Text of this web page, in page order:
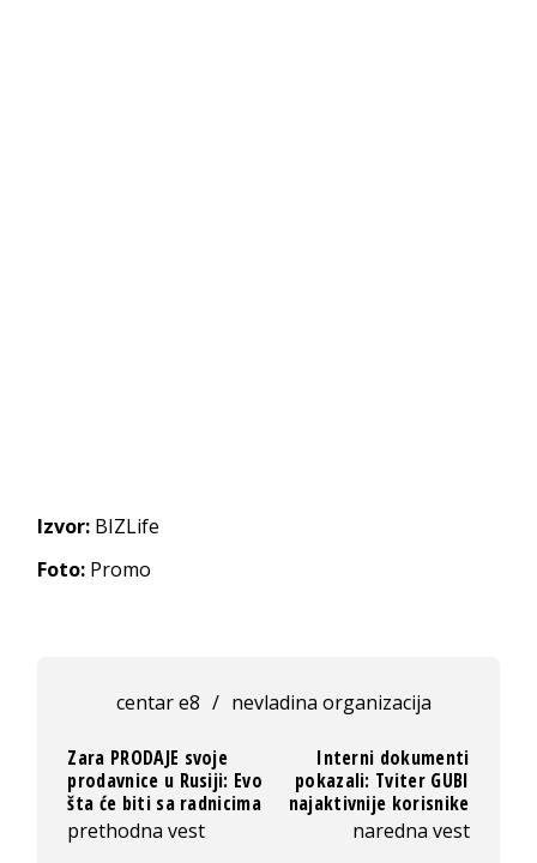
Izvor: BIZLife
Foto: Promo
centar e8 / nevladina organizacija
Zara PRODAJE svoje
prodavnice u Rusiji: Evo
šta će biti sa radnicima
prethodna vest
Interni dokumenti
pokazali: Tviter GUBI
najaktivnije korisnike
naredna vest